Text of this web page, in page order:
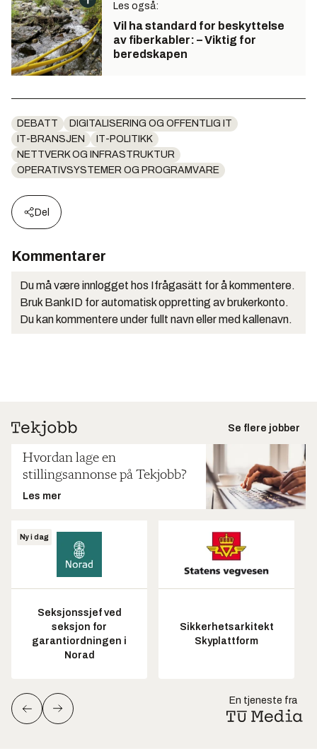
Les også:
Vil ha standard for beskyttelse
av fiberkabler: – Viktig for
beredskapen
DEBATT
DIGITALISERING OG OFFENTLIG IT
IT-BRANSJEN
IT-POLITIKK
NETTVERK OG INFRASTRUKTUR
OPERATIVSYSTEMER OG PROGRAMVARE
Del
Kommentarer
Du må være innlogget hos Ifrågasätt for å kommentere.
Bruk BankID for automatisk oppretting av brukerkonto.
Du kan kommentere under fullt navn eller med kallenavn.
Se flere jobber
Hvordan lage en
stillingsannonse på Tekjobb?
Les mer
Ny i dag
Seksjonssjef ved
seksjon for
garantiordningen i
Norad
Sikkerhetsarkitekt
Skyplattform
En tjeneste fra